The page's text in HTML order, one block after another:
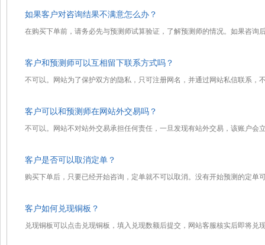
如果客户对咨询结果不满意怎么办？
在购买下单前，请务必先与预测师试算验证，了解预测师的情况。如果咨
客户和预测师可以互相留下联系方式吗？
不可以。网站为了保护双方的隐私，只可注册网名，并通过网站私信联系
客户可以和预测师在网站外交易吗？
不可以。网站不对站外交易承担任何责任，一旦发现有站外交易，该账户会
客户是否可以取消定单？
购买下单后，只要已经开始咨询，定单就不可以取消。没有开始预测的定单
客户如何兑现铜板？
兑现铜板可以点击兑现铜板，填入兑现数额后提交，网站客服核实后即将兑